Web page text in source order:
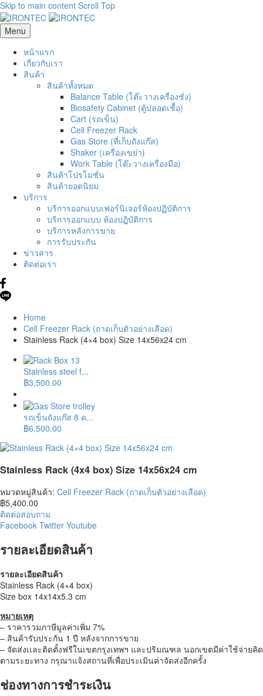
Skip to main content Scroll Top
Menu
หน้าแรก
เกี่ยวกับเรา
สินค้า
สินค้าทั้งหมด
Balance Table (โต๊ะวางเครื่องชั่ง)
Biosafety Cabinet (ตู้ปลอดเชื้อ)
Cart (รถเข็น)
Cell Freezer Rack
Gas Store (ที่เก็บถังแก๊ส)
Shaker (เครื่องเขย่า)
Work Table (โต๊ะวางเครื่องมือ)
สินค้าโปรโมชั่น
สินค้ายอดนิยม
บริการ
บริการออกแบบเฟอร์นิเจอร์ห้องปฏิบัติการ
บริการออกแบบ ห้องปฏิบัติการ
บริการหลังการขาย
การรับประกัน
ข่าวสาร
ติดต่อเรา
Home
Cell Freezer Rack (ถาดเก็บตัวอย่างเลือด)
Stainless Rack (4×4 box) Size 14x56x24 cm
Stainless steel f...
฿3,500.00
รถเข็นถังแก๊ส 8 ค...
฿6,500.00
Stainless Rack (4x4 box) Size 14x56x24 cm
หมวดหมู่สินค้า: Cell Freezer Rack (ถาดเก็บตัวอย่างเลือด)
฿5,400.00
ติดต่อสอบถาม
Facebook Twitter Youtube
รายละเอียดสินค้า
รายละเอียดสินค้า
Stainless Rack (4×4 box)
Size box 14x14x5.3 cm
หมายเหตุ
– ราคารวมภาษีมูลค่าเพิ่ม 7%
– สินค้ารับประกัน 1 ปี หลังจากการขาย
– จัดส่งเเละติดตั้งฟรีในเขตกรุงเทพฯ และปริมณฑล นอกเขตมีค่าใช้จ่ายคิด
ตามระยะทาง กรุณาแจ้งสถานที่เพื่อประเมินค่าจัดส่งอีกครั้ง
ช่องทางการชำระเงิน